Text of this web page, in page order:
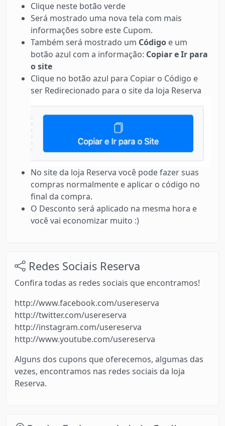
Clique neste botão verde
Será mostrado uma nova tela com mais
informações sobre este Cupom.
Também será mostrado um Código e um
botão azul com a informação: Copiar e Ir para
o site
Clique no botão azul para Copiar o Código e
ser Redirecionado para o site da loja Reserva
No site da loja Reserva você pode fazer suas
compras normalmente e aplicar o código no
final da compra.
O Desconto será aplicado na mesma hora e
você vai economizar muito :)
Redes Sociais Reserva
Confira todas as redes sociais que encontramos!
http://www.facebook.com/usereserva
http://twitter.com/usereserva
http://instagram.com/usereserva
http://www.youtube.com/usereserva
Alguns dos cupons que oferecemos, algumas das
vezes, encontramos nas redes sociais da loja
Reserva.